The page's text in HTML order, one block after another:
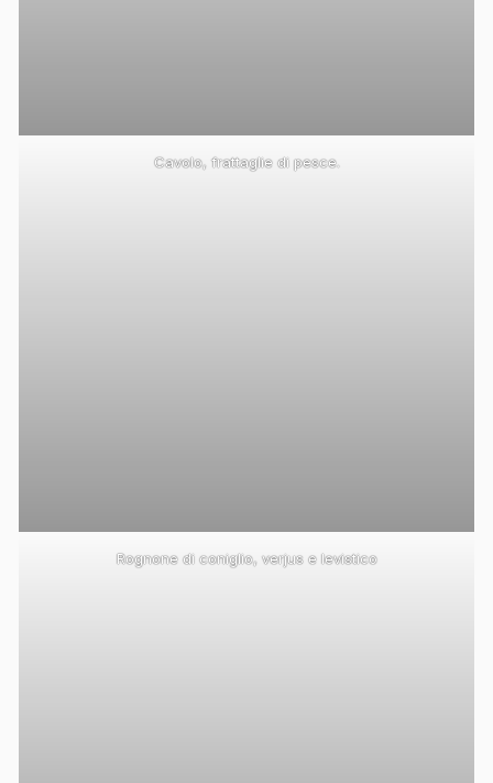
Cavolo, frattaglie di pesce.
Rognone di coniglio, verjus e levistico